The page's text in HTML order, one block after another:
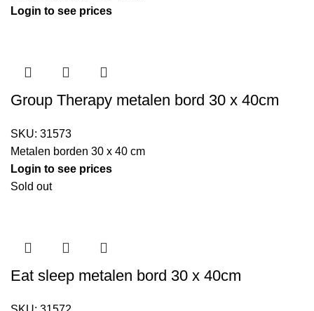
Login to see prices
Group Therapy metalen bord 30 x 40cm
SKU: 31573
Metalen borden 30 x 40 cm
Login to see prices
Sold out
Eat sleep metalen bord 30 x 40cm